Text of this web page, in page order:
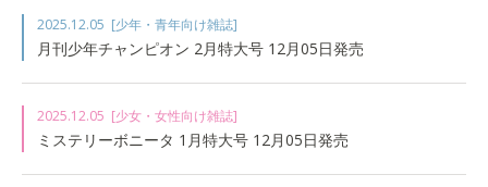
2025.12.05 [少年・青年向け雑誌]
月刊少年チャンピオン 2月特大号 12月05日発売
2025.12.05 [少女・女性向け雑誌]
ミステリーボニータ 1月特大号 12月05日発売